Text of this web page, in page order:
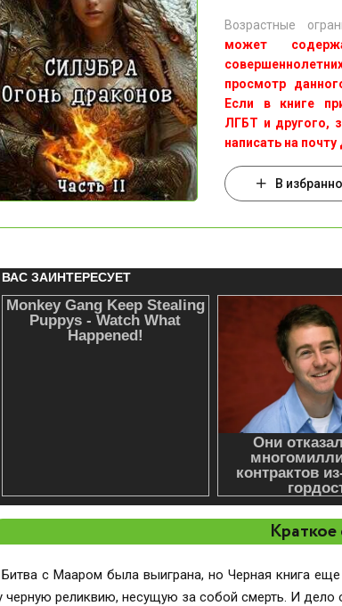
Возрастные
может
просмотр
Если в книге
ЛГБТ и другого,
написать на
В
Битва с Мааром была выиграна, но Черная книга еще
черную реликвию, несущую за собой смерть. И дело